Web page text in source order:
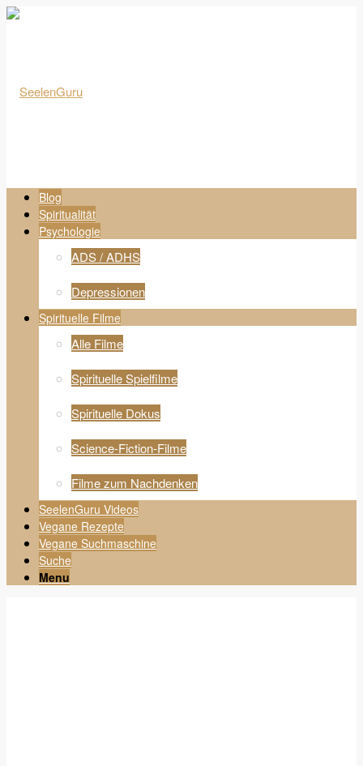
Blog
Spiritualität
Psychologie
ADS / ADHS
Depressionen
Spirituelle Filme
Alle Filme
Spirituelle Spielfilme
Spirituelle Dokus
Science-Fiction-Filme
Filme zum Nachdenken
SeelenGuru Videos
Vegane Rezepte
Vegane Suchmaschine
Suche
Menu